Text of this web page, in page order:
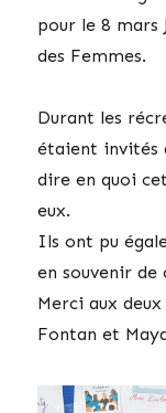
pour le 8
des Femmes.
Durant les
étaient invités
dire en quoi
eux.
Ils ont pu
en souvenir de
Merci aux
Fontan et